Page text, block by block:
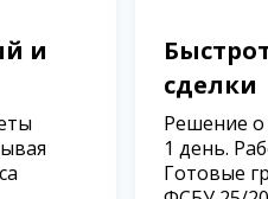
и
сделки
Решение
1 день.
Готовые